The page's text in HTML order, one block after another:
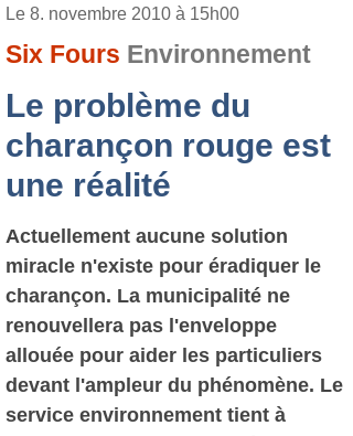
Le 8. novembre 2010 à 15h00
Six Fours Environnement
Le problème du
charançon rouge est
une réalité
Actuellement aucune solution
miracle n'existe pour éradiquer le
charançon. La municipalité ne
renouvellera pas l'enveloppe
allouée pour aider les particuliers
devant l'ampleur du phénomène. Le
service environnement tient à